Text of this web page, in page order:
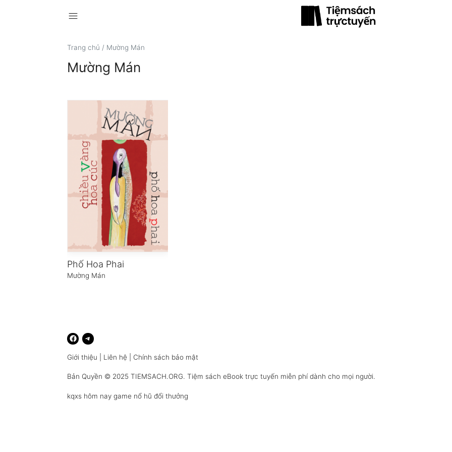
menu
Trang chủ / Mường Mán
Mường Mán
Phố Hoa Phai
Mường Mán
Giới thiệu Liên hệ Chính sách bảo mật
Bản Quyền © 2025TIEMSACH.ORG. Tiệm sách eBook trực tuyến miễn phí dành cho mọi người.
kqxs hôm nay game nổ hũ đổi thưởng